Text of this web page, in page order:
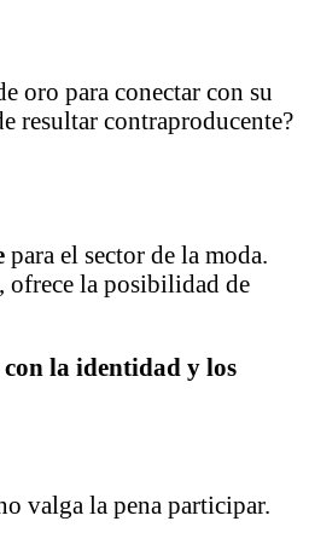
oro para conectar con su
resultar contraproducente?
para el sector de la moda.
ofrece la posibilidad de
con la identidad y los
valga la pena participar.